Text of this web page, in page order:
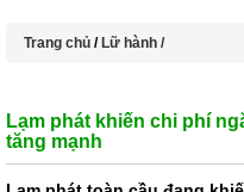
Trang chủ / Lữ hành /
Lạm phát khiến chi phí
tăng mạnh